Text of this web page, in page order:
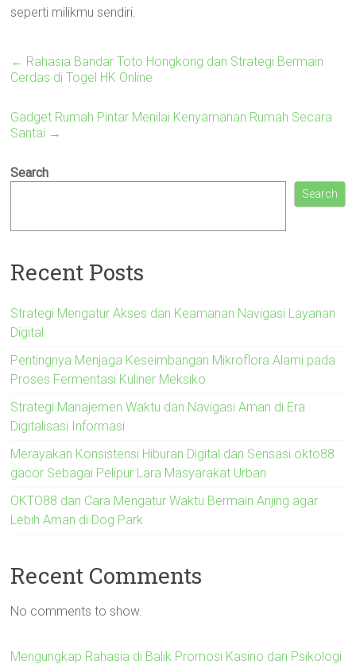
seperti milikmu sendiri.
← Rahasia Bandar Toto Hongkong dan Strategi Bermain
Cerdas di Togel HK Online
Gadget Rumah Pintar Menilai Kenyamanan Rumah Secara
Santai →
Search
Search
Recent Posts
Strategi Mengatur Akses dan Keamanan Navigasi Layanan
Digital
Pentingnya Menjaga Keseimbangan Mikroflora Alami pada
Proses Fermentasi Kuliner Meksiko
Strategi Manajemen Waktu dan Navigasi Aman di Era
Digitalisasi Informasi
Merayakan Konsistensi Hiburan Digital dan Sensasi okto88
gacor Sebagai Pelipur Lara Masyarakat Urban
OKTO88 dan Cara Mengatur Waktu Bermain Anjing agar
Lebih Aman di Dog Park
Recent Comments
No comments to show.
Mengungkap Rahasia di Balik Promosi Kasino dan Psikologi